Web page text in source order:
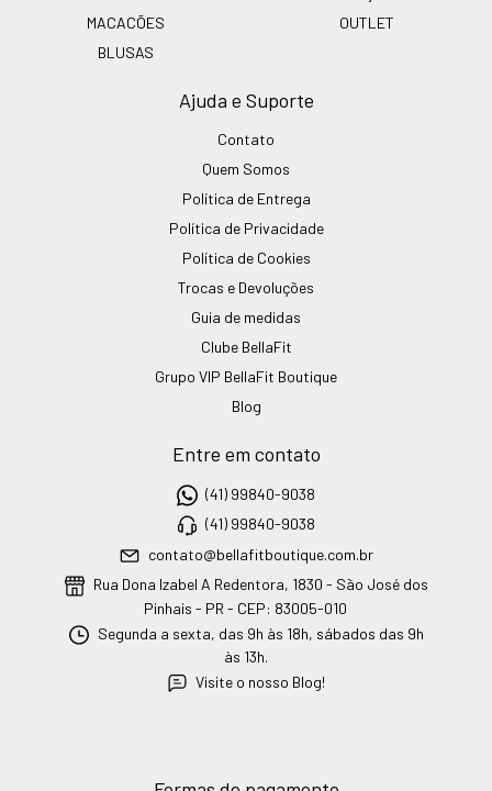
MACACÕES
BLUSAS
OUTLET
Ajuda e Suporte
Contato
Quem Somos
Política de Entrega
Política de Privacidade
Política de Cookies
Trocas e Devoluções
Guia de medidas
Clube BellaFit
Grupo VIP BellaFit Boutique
Blog
Entre em contato
(41) 99840-9038
(41) 99840-9038
contato@bellafitboutique.com.br
Rua Dona Izabel A Redentora, 1830 - São José dos
Pinhais - PR - CEP: 83005-010
Segunda a sexta, das 9h às 18h, sábados das 9h
às 13h.
Visite o nosso Blog!